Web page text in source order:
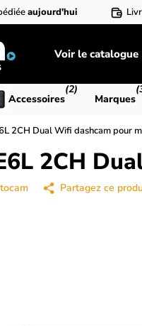
aujourd'hui
Voir le catalogue
Accessoires
(2)
Marques
2CH Dual Wifi dashcam pour
2CH
Partagez ce